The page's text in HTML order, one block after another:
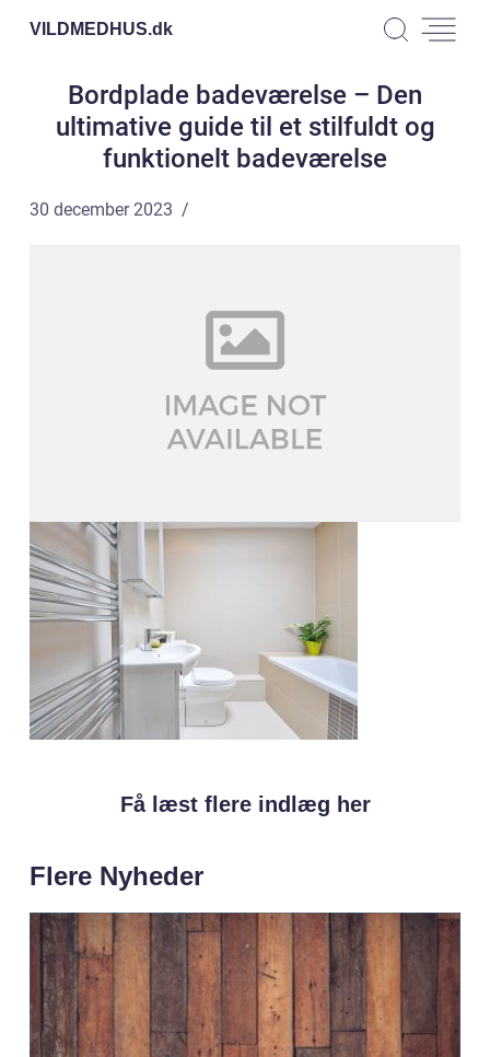
VILDMEDHUS.dk
Bordplade badeværelse – Den
ultimative guide til et stilfuldt og
funktionelt badeværelse
30 december 2023
Få læst flere indlæg her
Flere Nyheder